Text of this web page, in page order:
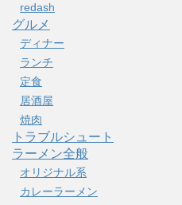
redash
グルメ
ディナー
ランチ
定食
居酒屋
焼肉
トラブルシュート
ラーメン全般
オリジナル系
カレーラーメン